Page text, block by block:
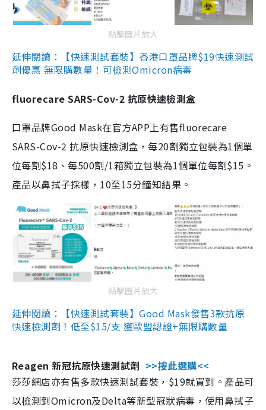
點擊圖片放大
延伸閱讀：【快速測試套裝】香港口罩品牌$19快速測試
劑優惠 無限購數量！可檢測Omicron病毒
fluorecare SARS-Cov-2 抗原快速檢測盒
口罩品牌Good Mask在官方APP上有售fluorecare
SARS-Cov-2 抗原快速檢測盒，每20劑獨立包裝為1個單
位每劑$18、每500劑/1箱獨立包裝為1個單位每劑$15。
產品以鼻拭子採樣，10至15分鐘知結果。
點擊圖片放大
延伸閱讀：【快速測試套裝】Good Mask發售3款抗原
快速檢測劑！低至$15/支 獲歐盟認證+無限購數量
Reagen 新冠抗原快速測試劑 >>按此選購<<
莎莎網店亦有售多款快速測試套裝，$19就買到。產品可
以檢測到Omicron及Delta等新型冠狀病毒，使用鼻拭子